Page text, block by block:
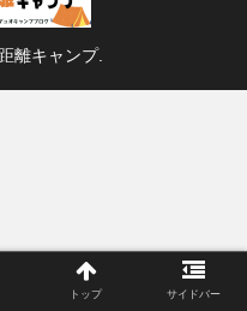
離キャンプ.
トップ サイドバー